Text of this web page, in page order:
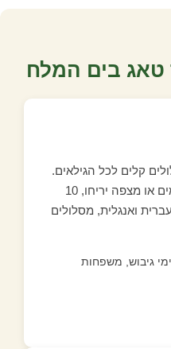
טאג בים המלח
קלים לכל הגילאים.
יוצאים מירושלים, מעלה אדומים או מצפה יריחו, 10
ואנגלית, מסלולים
גיבוש, משפחות